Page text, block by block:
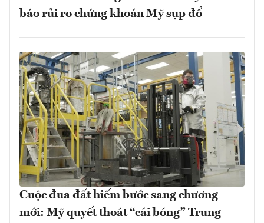
báo rủi ro chứng khoán Mỹ sụp đổ
Cuộc đua đất hiếm bước sang chương
mới: Mỹ quyết thoát “cái bóng” Trung